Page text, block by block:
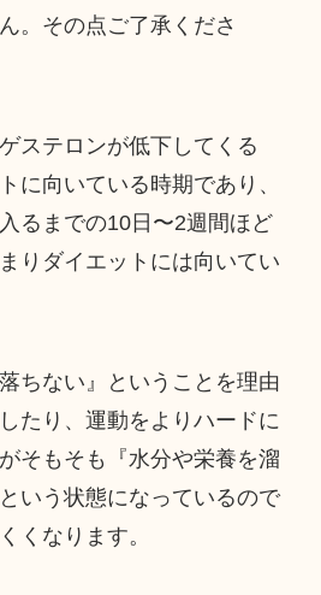
。その点ご了承くださ
ステロンが低下してくる
に向いている時期であり、
るまでの10日〜2週間ほど
りダイエットには向いてい
ちない』ということを理由
たり、運動をよりハードに
そもそも『水分や栄養を溜
いう状態になっているので
くなります。